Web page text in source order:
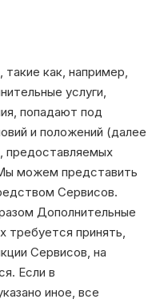
как, например,
услуги,
попадают под
и положений (далее
предоставляемых
можем представить
Сервисов.
Дополнительные
требуется принять,
Сервисов, на
Если в
иное, все